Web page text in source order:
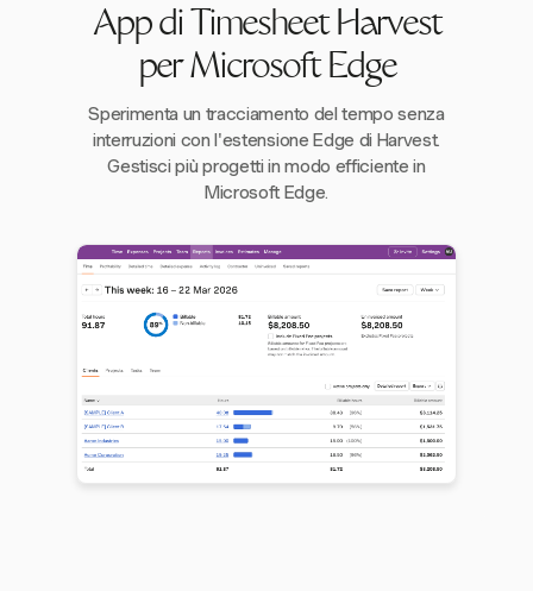
App di Timesheet Harvest
per Microsoft Edge
Sperimenta un tracciamento del tempo senza
interruzioni con l'estensione Edge di Harvest.
Gestisci più progetti in modo efficiente in
Microsoft Edge.